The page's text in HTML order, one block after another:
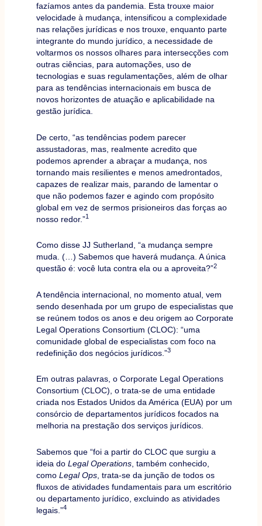
fazíamos antes da pandemia. Esta trouxe maior
velocidade à mudança, intensificou a complexidade
nas relações jurídicas e nos trouxe, enquanto parte
integrante do mundo jurídico, a necessidade de
voltarmos os nossos olhares para intersecções com
outras ciências, para automações, uso de
tecnologias e suas regulamentações, além de olhar
para as tendências internacionais em busca de
novos horizontes de atuação e aplicabilidade na
gestão jurídica.
De certo, “as tendências podem parecer
assustadoras, mas, realmente acredito que
podemos aprender a abraçar a mudança, nos
tornando mais resilientes e menos amedrontados,
capazes de realizar mais, parando de lamentar o
que não podemos fazer e agindo com propósito
global em vez de sermos prisioneiros das forças ao
nosso redor.”1
Como disse JJ Sutherland, “a mudança sempre
muda. (…) Sabemos que haverá mudança. A única
questão é: você luta contra ela ou a aproveita?”2
A tendência internacional, no momento atual, vem
sendo desenhada por um grupo de especialistas que
se reúnem todos os anos e deu origem ao Corporate
Legal Operations Consortium (CLOC): “uma
comunidade global de especialistas com foco na
redefinição dos negócios jurídicos.”3
Em outras palavras, o Corporate Legal Operations
Consortium (CLOC), o trata-se de uma entidade
criada nos Estados Unidos da América (EUA) por um
consórcio de departamentos jurídicos focados na
melhoria na prestação dos serviços jurídicos.
Sabemos que “foi a partir do CLOC que surgiu a
ideia do Legal Operations, também conhecido,
como Legal Ops, trata-se da junção de todos os
fluxos de atividades fundamentais para um escritório
ou departamento jurídico, excluindo as atividades
legais.”4